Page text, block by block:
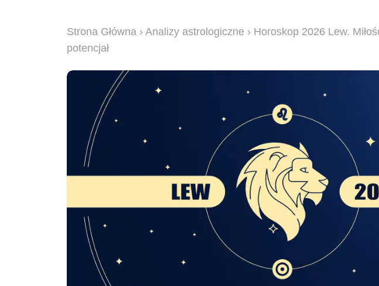
Strona Główna › Analizy astrologiczne › Horoskop 2026 Lew.
potencjał